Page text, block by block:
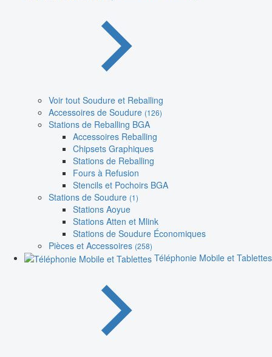
Voir tout Soudure et Reballing
Accessoires de Soudure (126)
Stations de Reballing BGA
Accessoires Reballing
Chipsets Graphiques
Stations de Reballing
Fours à Refusion
Stencils et Pochoirs BGA
Stations de Soudure (1)
Stations Aoyue
Stations Atten et Mlink
Stations de Soudure Économiques
Pièces et Accessoires (258)
Téléphonie Mobile et Tablettes